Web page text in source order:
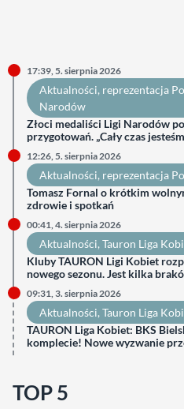
17:39, 5. sierpnia 2026
Aktualności, reprezentacja
Narodów
Złoci medaliści Ligi Narodów
przygotowań. „Cały czas
12:26, 5. sierpnia 2026
Aktualności, reprezentacja
Tomasz Fornal o krótkim
zdrowie i spotkań
00:41, 4. sierpnia 2026
Aktualności, Tauron Liga
Kluby TAURON Ligi Kobiet
nowego sezonu. Jest kilka
09:31, 3. sierpnia 2026
Aktualności, Tauron Liga
TAURON Liga Kobiet: BKS
komplecie! Nowe wyzwanie
TOP 5